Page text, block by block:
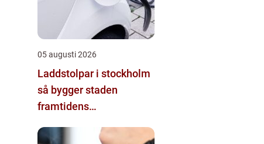
05 augusti 2026
Laddstolpar i stockholm
så bygger staden
framtidens